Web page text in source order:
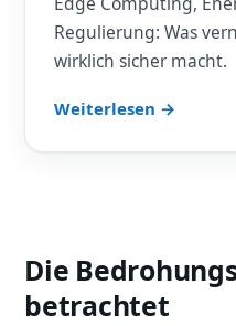
Regulierung: Was
wirklich sicher macht.
Weiterlesen →
Die
betrachtet